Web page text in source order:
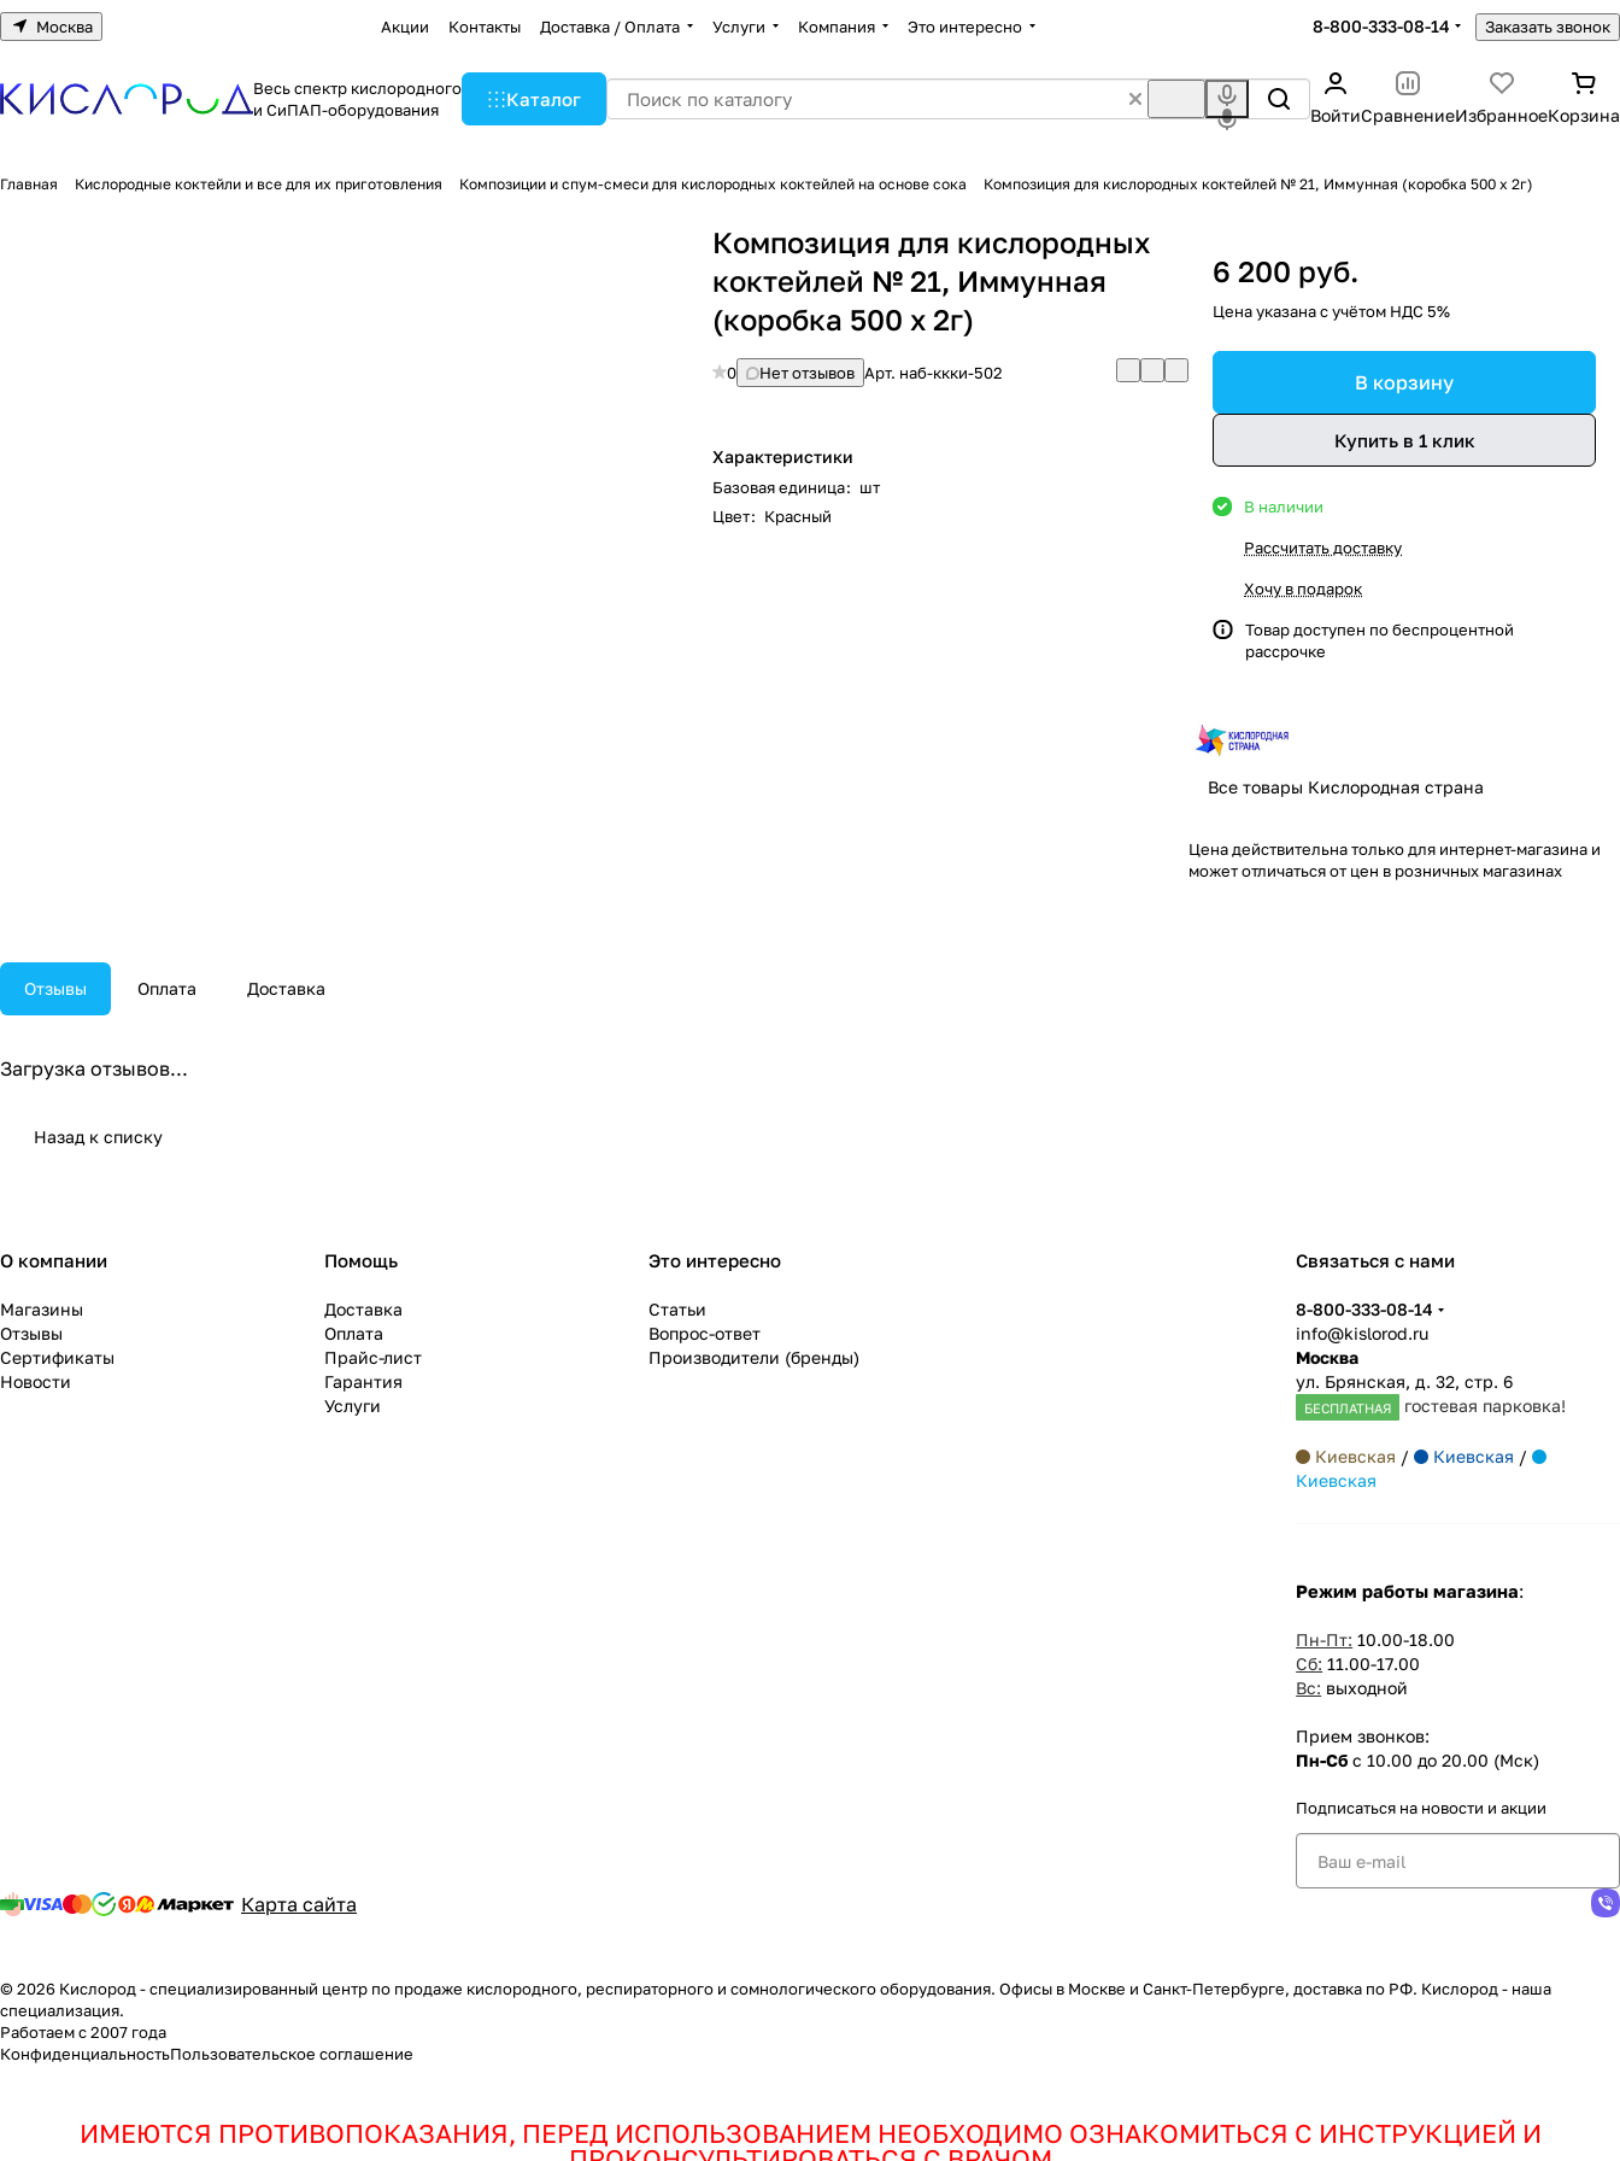
Москва Акции Контакты Доставка / Оплата Услуги Компания Это интересно 8-800-333-08-14 Заказать звонок
Весь спектр кислородного
и СиПАП-оборудования
Каталог
ВойтиСравнениеИзбранноеКорзина
Главная Кислородные коктейли и все для их приготовления Композиции и спум-смеси для кислородных коктейлей на основе сока Композиция для кислородных коктейлей № 21, Иммунная (коробка 500 х 2г)
Композиция для кислородных
коктейлей № 21, Иммунная
(коробка 500 х 2г)
0 Нет отзывов Арт. наб-ккки-502
Характеристики
Базовая единица: шт
Цвет: Красный
6 200 руб.
Цена указана с учётом НДС 5%
В корзину
Купить в 1 клик
В наличии
Рассчитать доставку
Хочу в подарок
Товар доступен побеспроцентной
рассрочке
Все товары Кислородная страна
Цена действительна только для интернет-магазина и
может отличаться от цен в розничных магазинах
Отзывы Оплата Доставка
Загрузка отзывов...
Назад к списку
О компании
Магазины
Отзывы
Сертификаты
Новости
Помощь
Доставка
Оплата
Прайс-лист
Гарантия
Услуги
Это интересно
Статьи
Вопрос-ответ
Производители (бренды)
Связаться с нами
8-800-333-08-14
info@kislorod.ru
Москва
ул. Брянская, д. 32, стр. 6
БЕСПЛАТНАЯ гостевая парковка!
Киевская / Киевская /
Киевская
Режим работы магазина:
Пн-Пт: 10.00-18.00
Сб: 11.00-17.00
Вс: выходной
Прием звонков:
Пн-Сб с 10.00 до 20.00 (Мск)
Подписаться на новости и акции
Карта сайта
© 2026 Кислород - специализированный центр по продаже кислородного, респираторного и сомнологического оборудования. Офисы в Москве и Санкт-Петербурге, доставка по РФ. Кислород - наша
специализация.
Работаем с 2007 года
КонфиденциальностьПользовательское соглашение
ИМЕЮТСЯ ПРОТИВОПОКАЗАНИЯ, ПЕРЕД ИСПОЛЬЗОВАНИЕМ НЕОБХОДИМО ОЗНАКОМИТЬСЯ С ИНСТРУКЦИЕЙ И